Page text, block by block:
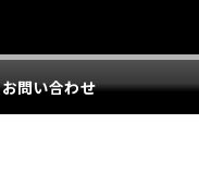
お問い合わせ